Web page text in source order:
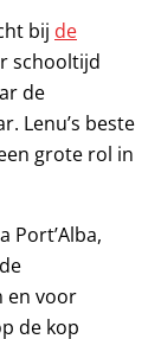
bij de
schooltijd
de
Lenu’s beste
grote rol in
Port’Alba,
en voor
de kop